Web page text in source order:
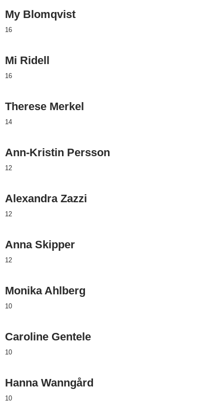
My Blomqvist
16
Mi Ridell
16
Therese Merkel
14
Ann-Kristin Persson
12
Alexandra Zazzi
12
Anna Skipper
12
Monika Ahlberg
10
Caroline Gentele
10
Hanna Wanngård
10